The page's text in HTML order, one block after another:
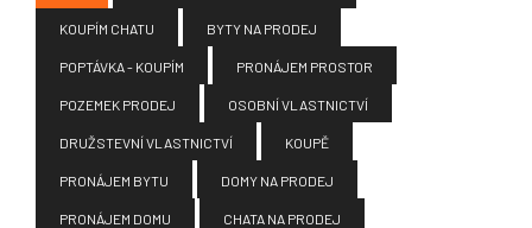
KOUPÍM CHATU BYTY NA PRODEJ
POPTÁVKA - KOUPÍM PRONÁJEM PROSTOR
POZEMEK PRODEJ OSOBNÍ VLASTNICTVÍ
DRUŽSTEVNÍ VLASTNICTVÍ KOUPĚ
PRONÁJEM BYTU DOMY NA PRODEJ
PRONÁJEM DOMU CHATA NA PRODEJ